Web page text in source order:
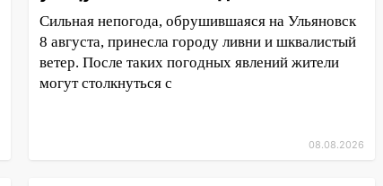
Сильная непогода, обрушившаяся на Ульяновск
8 августа, принесла городу ливни и шквалистый
ветер. После таких погодных явлений жители
могут столкнуться с
08.08.2026